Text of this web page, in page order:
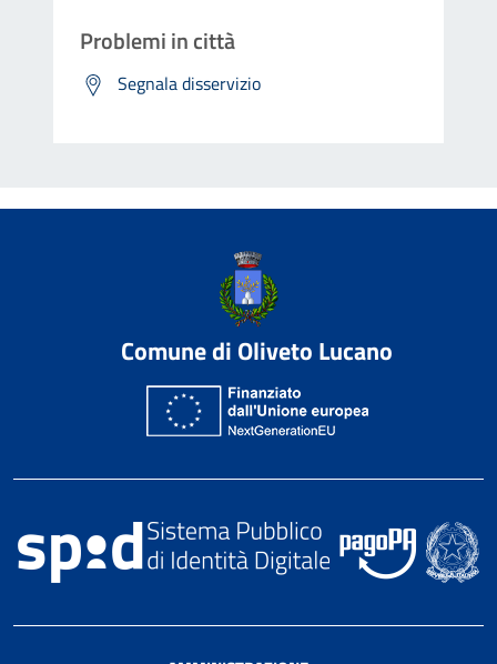
Problemi in città
Segnala disservizio
Comune di Oliveto Lucano